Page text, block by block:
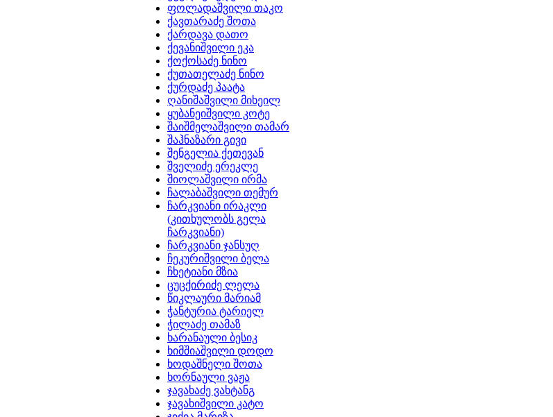
ფოლადაშვილი თაკო
ქავთარაძე შოთა
ქარდავა დათო
ქევანიშვილი ეკა
ქოქოსაძე ნინო
ქუთათელაძე ნინო
ქურდაძე პაატა
ღანიშაშვილი მიხეილ
ყუბანეიშვილი კოტე
შაიშმელაშვილი თამარ
შაჰნაზარი გივი
შენგელია ქეთევან
შველიძე ერეკლე
შიოლაშვილი ირმა
ჩალაბაშვილი თემურ
ჩარკვიანი ირაკლი
(კითხულობს გელა
ჩარკვიანი)
ჩარკვიანი ჯანსუღ
ჩეკურიშვილი ბელა
ჩხეტიანი მზია
ცუცქირიძე ლელა
წიკლაური მარიამ
ჭანტურია ტარიელ
ჭილაძე თამაზ
ხარანაული ბესიკ
ხიმშიაშვილი დოდო
ხოდაშნელი შოთა
ხორნაული ვაჟა
ჯავახაძე ვახტანგ
ჯავახიშვილი კატო